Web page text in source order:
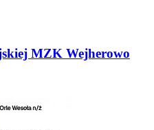
MZK Wejherowo